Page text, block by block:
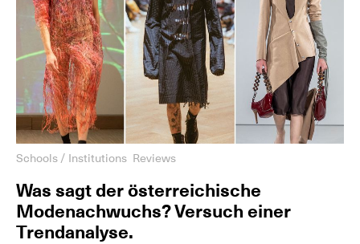
Schools / Institutions Reviews
Was sagt der österreichische
Modenachwuchs? Versuch einer
Trendanalyse.